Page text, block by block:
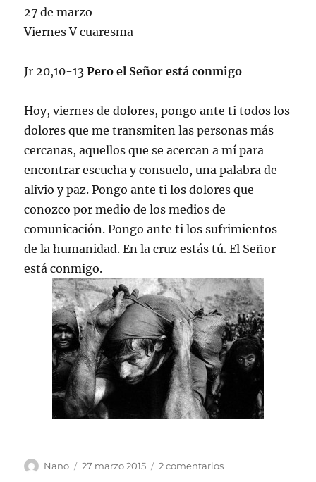
27 de marzo
Viernes V cuaresma
Jr 20,10-13Pero el Señor está conmigo
Hoy, viernes de dolores, pongo ante ti todos los
dolores que me transmiten las personas más
cercanas, aquellos que se acercan a mí para
encontrar escucha y consuelo, una palabra de
alivio y paz. Pongo ante ti los dolores que
conozco por medio de los medios de
comunicación. Pongo ante ti los sufrimientos
de la humanidad. En la cruz estás tú. El Señor
está conmigo.
Autor
Nano
Publicado
27 marzo 2015 2 comentariosen